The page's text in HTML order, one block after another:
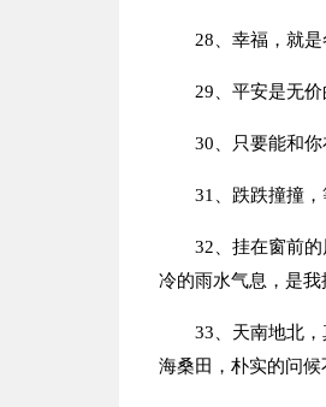
28、幸福，就是
29、平安是无价
30、只要能和你
31、跌跌撞撞，
32、挂在窗前
冷的雨水气息，是我
33、天南地北
海桑田，朴实的问候